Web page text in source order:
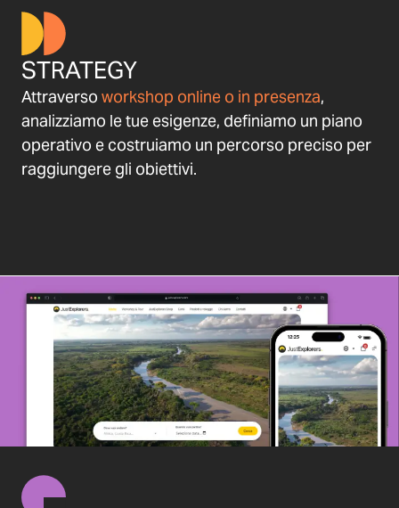
STRATEGY
Attraverso workshop online o in presenza,
analizziamo le tue esigenze, definiamo un piano
operativo e costruiamo un percorso preciso per
raggiungere gli obiettivi.